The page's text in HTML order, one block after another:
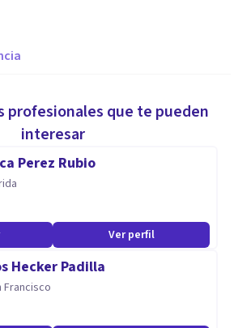
profesionales que te pueden
interesar
Perez Rubio
Ver perfil
Hecker Padilla
Francisco